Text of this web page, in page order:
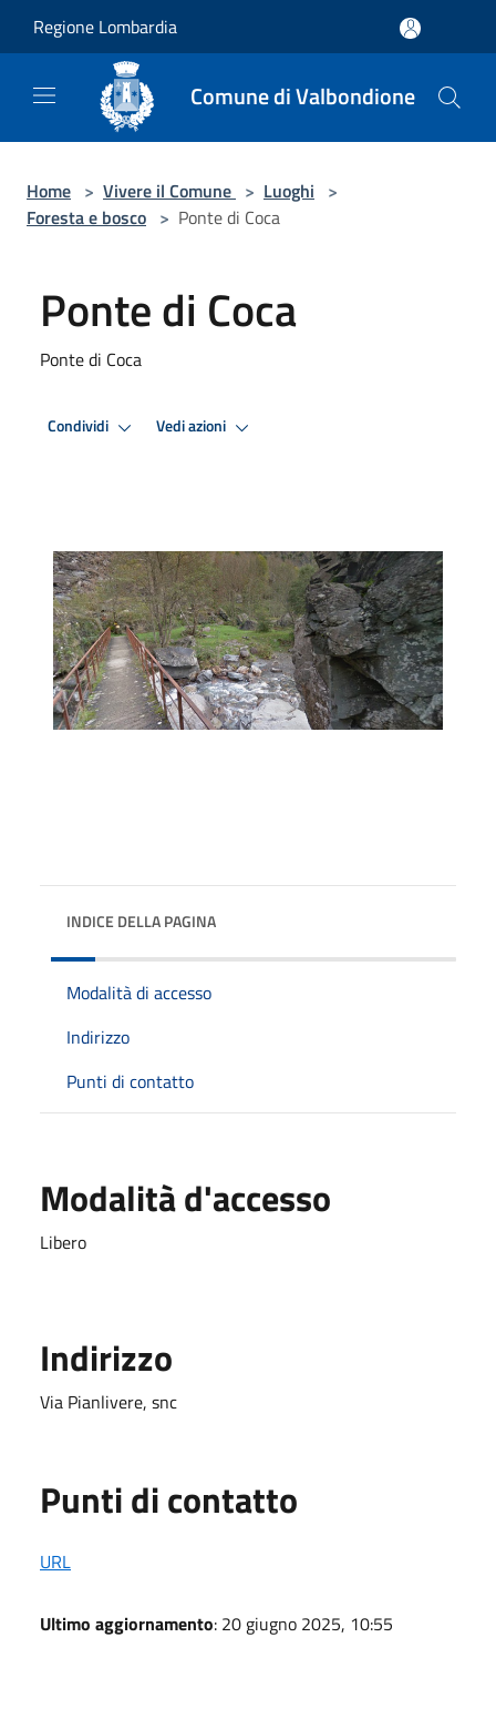
Regione Lombardia
Comune di Valbondione
Home > Vivere il Comune > Luoghi >
Foresta e bosco > Ponte di Coca
Ponte di Coca
Ponte di Coca
Condividi Vedi azioni
INDICE DELLA PAGINA
Modalità di accesso
Indirizzo
Punti di contatto
Modalità d'accesso
Libero
Indirizzo
Via Pianlivere, snc
Punti di contatto
URL
Ultimo aggiornamento: 20 giugno 2025, 10:55